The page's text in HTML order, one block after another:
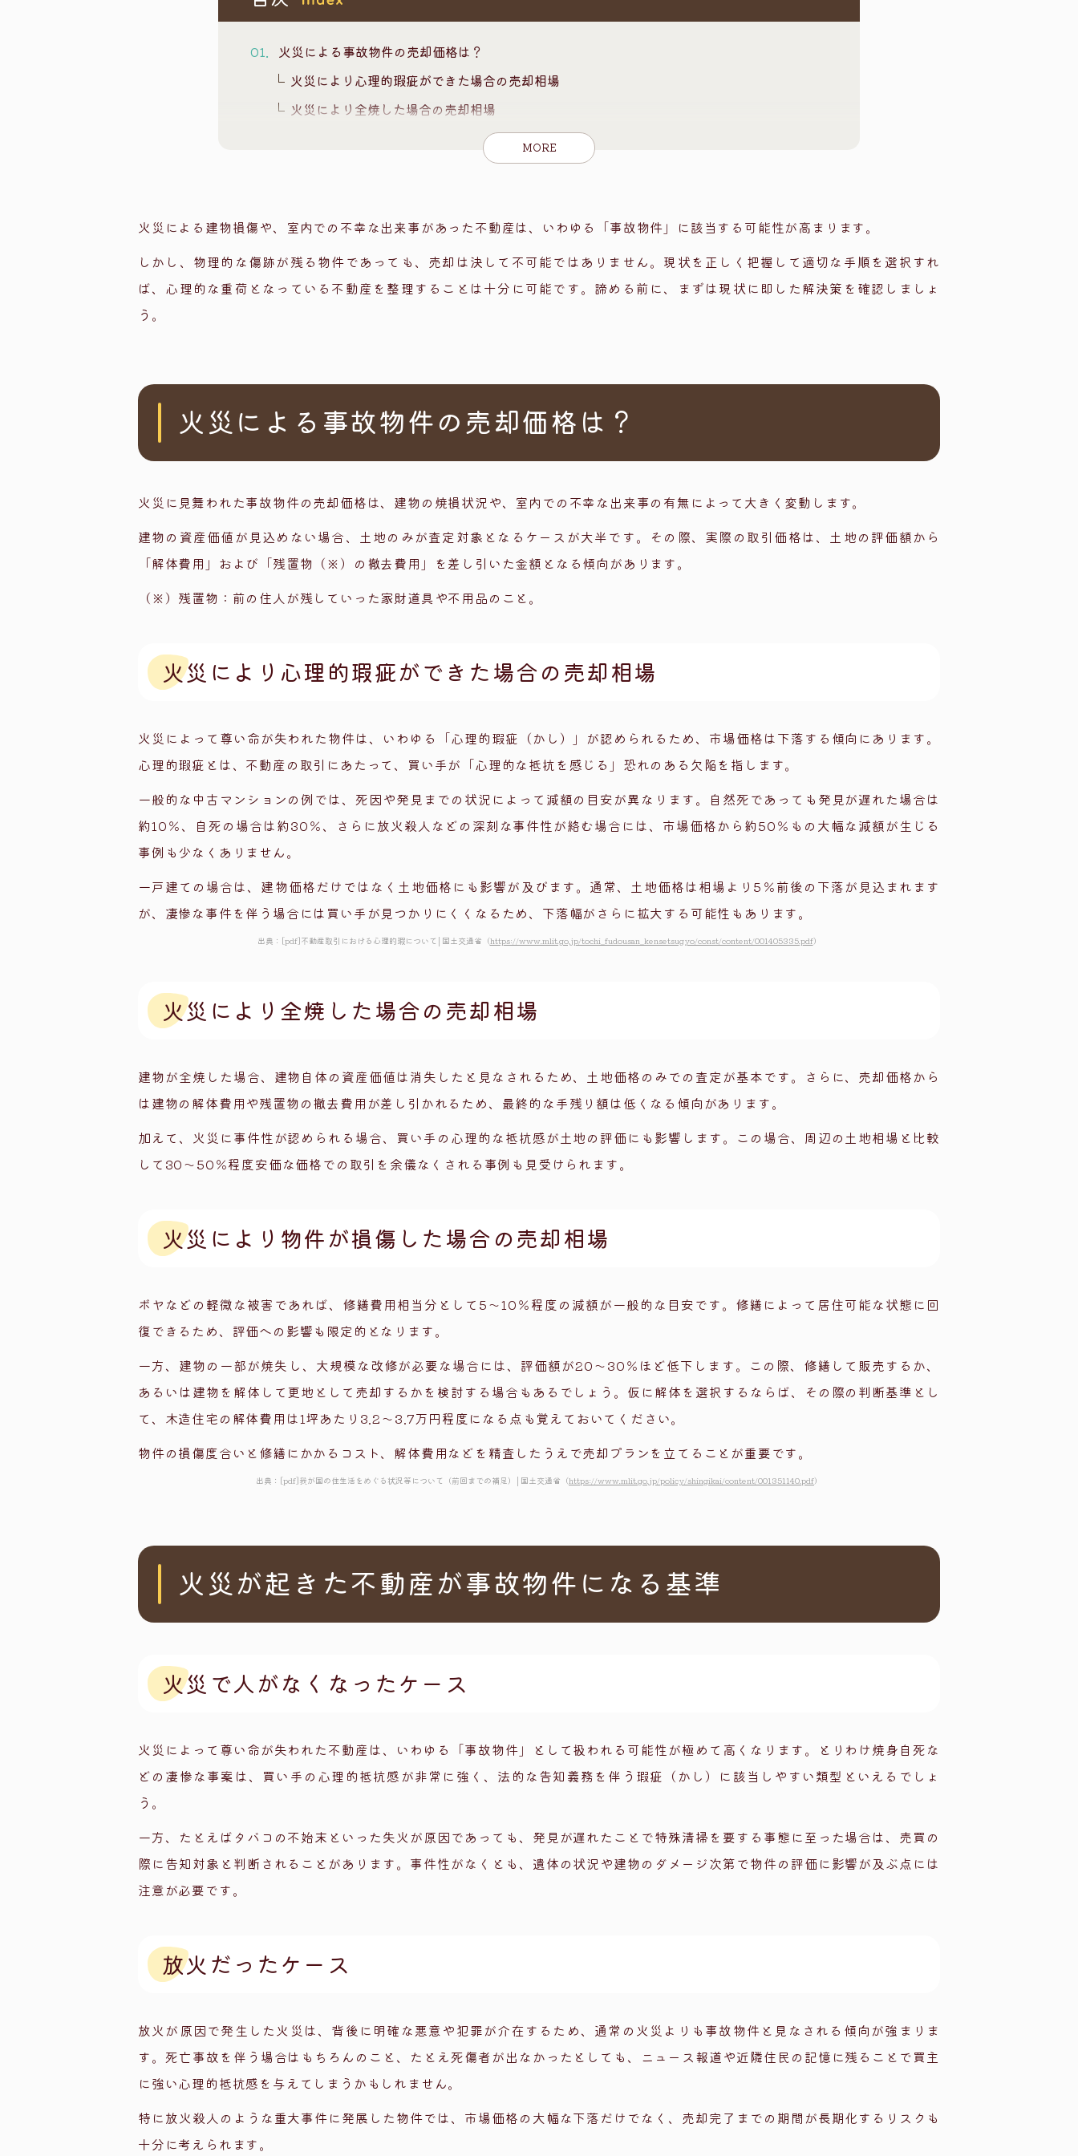
火災による事故物件の売却価格は？
火災により心理的瑕疵ができた場合の売却相場
火災により全焼した場合の売却相場
火災により物件が損傷した場合の売却相場
火災が起きた不動産が事故物件になる基準
放火だったケース
火事の告知義務の期限
火事は”隠れた瑕疵”に注意
火災保険の活用
土地の用途変更で再活用
事故物件専門の買取業者へ相談
まとめ
MORE
火災による建物損傷や、室内での不幸な出来事があった不動産は、いわゆる「事故物件」に該当する可能性が高まります。
しかし、物理的な傷跡が残る物件であっても、売却は決して不可能ではありません。現状を正しく把握して適切な手順を選択すれ
ば、心理的な重荷となっている不動産を整理することは十分に可能です。諦める前に、まずは現状に即した解決策を確認しましょ
う。
火災による事故物件の売却価格は？
火災に見舞われた事故物件の売却価格は、建物の焼損状況や、室内での不幸な出来事の有無によって大きく変動します。
建物の資産価値が見込めない場合、土地のみが査定対象となるケースが大半です。その際、実際の取引価格は、土地の評価額から
「解体費用」および「残置物（※）の撤去費用」を差し引いた金額となる傾向があります。
（※）残置物：前の住人が残していった家財道具や不用品のこと。
火災により心理的瑕疵ができた場合の売却相場
火災によって尊い命が失われた物件は、いわゆる「心理的瑕疵（かし）」が認められるため、市場価格は下落する傾向にあります。
心理的瑕疵とは、不動産の取引にあたって、買い手が「心理的な抵抗を感じる」恐れのある欠陥を指します。
一般的な中古マンションの例では、死因や発見までの状況によって減額の目安が異なります。自然死であっても発見が遅れた場合は
約10％、自死の場合は約30％、さらに放火殺人などの深刻な事件性が絡む場合には、市場価格から約50％もの大幅な減額が生じる
事例も少なくありません。
一戸建ての場合は、建物価格だけではなく土地価格にも影響が及びます。通常、土地価格は相場より5％前後の下落が見込まれます
が、凄惨な事件を伴う場合には買い手が見つかりにくくなるため、下落幅がさらに拡大する可能性もあります。
出典：[pdf]不動産取引における心理的瑕について│国土交通省（https://www.mlit.go.jp/tochi_fudousan_kensetsugyo/const/content/001405335.pdf）
火災により全焼した場合の売却相場
建物が全焼した場合、建物自体の資産価値は消失したと見なされるため、土地価格のみでの査定が基本です。さらに、売却価格から
は建物の解体費用や残置物の撤去費用が差し引かれるため、最終的な手残り額は低くなる傾向があります。
加えて、火災に事件性が認められる場合、買い手の心理的な抵抗感が土地の評価にも影響します。この場合、周辺の土地相場と比較
して30～50％程度安価な価格での取引を余儀なくされる事例も見受けられます。
火災により物件が損傷した場合の売却相場
ボヤなどの軽微な被害であれば、修繕費用相当分として5～10％程度の減額が一般的な目安です。修繕によって居住可能な状態に回
復できるため、評価への影響も限定的となります。
一方、建物の一部が焼失し、大規模な改修が必要な場合には、評価額が20～30％ほど低下します。この際、修繕して販売するか、
あるいは建物を解体して更地として売却するかを検討する場合もあるでしょう。仮に解体を選択するならば、その際の判断基準とし
て、木造住宅の解体費用は1坪あたり3.2～3.7万円程度になる点も覚えておいてください。
物件の損傷度合いと修繕にかかるコスト、解体費用などを精査したうえで売却プランを立てることが重要です。
出典：[pdf]我が国の住生活をめぐる状況等について（前回までの補足）│国土交通省（https://www.mlit.go.jp/policy/shingikai/content/001351140.pdf）
火災が起きた不動産が事故物件になる基準
火災で人がなくなったケース
火災によって尊い命が失われた不動産は、いわゆる「事故物件」として扱われる可能性が極めて高くなります。とりわけ焼身自死な
どの凄惨な事案は、買い手の心理的抵抗感が非常に強く、法的な告知義務を伴う瑕疵（かし）に該当しやすい類型といえるでしょ
う。
一方、たとえばタバコの不始末といった失火が原因であっても、発見が遅れたことで特殊清掃を要する事態に至った場合は、売買の
際に告知対象と判断されることがあります。事件性がなくとも、遺体の状況や建物のダメージ次第で物件の評価に影響が及ぶ点には
注意が必要です。
放火だったケース
放火が原因で発生した火災は、背後に明確な悪意や犯罪が介在するため、通常の火災よりも事故物件と見なされる傾向が強まりま
す。死亡事故を伴う場合はもちろんのこと、たとえ死傷者が出なかったとしても、ニュース報道や近隣住民の記憶に残ることで買主
に強い心理的抵抗感を与えてしまうかもしれません。
特に放火殺人のような重大事件に発展した物件では、市場価格の大幅な下落だけでなく、売却完了までの期間が長期化するリスクも
十分に考えられます。